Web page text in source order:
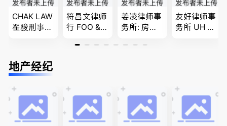
CHAK LAW
翟骏刑事交
民事诉讼/
房产过户
符昌文律师
行 FOO & C
家庭法, 离
姜凌律师事
务所: 房产
件。婚姻
友好律师事
务所 UH LA
姻家庭、遗
嘱遗产
地产经纪